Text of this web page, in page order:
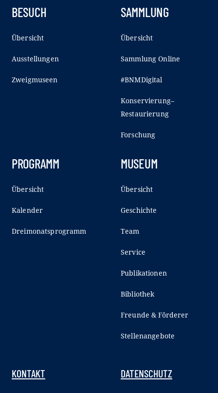
BESUCH
Übersicht
Ausstellungen
Zweigmuseen
SAMMLUNG
Übersicht
Sammlung Online
#BNMDigital
Konservierung–
Restaurierung
Forschung
PROGRAMM
Übersicht
Kalender
Dreimonatsprogramm
MUSEUM
Übersicht
Geschichte
Team
Service
Publikationen
Bibliothek
Freunde & Förderer
Stellenangebote
KONTAKT DATENSCHUTZ